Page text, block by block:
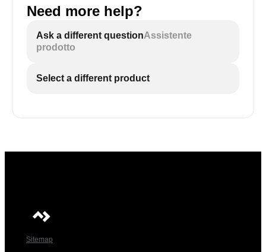
Need more help?
Ask a different questionAssistente
prodotto
Select a different product
Sitemap